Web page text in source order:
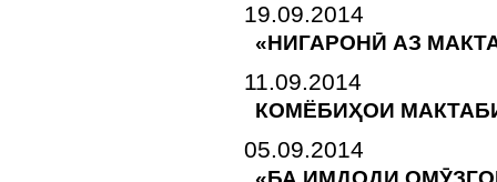
19.09.2014
«НИГАРОНӢ АЗ
11.09.2014
КОМЁБИҲОИ
05.09.2014